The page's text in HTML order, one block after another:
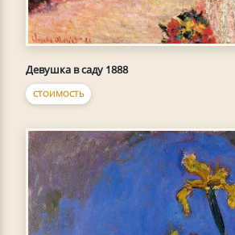
Девушка в саду 1888
СТОИМОСТЬ